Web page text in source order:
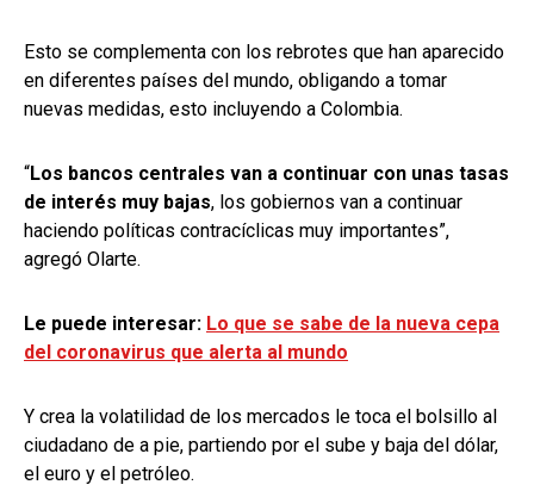
Esto se complementa con los rebrotes que han aparecido
en diferentes países del mundo, obligando a tomar
nuevas medidas, esto incluyendo a Colombia.
“Los bancos centrales van a continuar con unas tasas
de interés muy bajas, los gobiernos van a continuar
haciendo políticas contracíclicas muy importantes”,
agregó Olarte.
Le puede interesar: Lo que se sabe de la nueva cepa
del coronavirus que alerta al mundo
Y crea la volatilidad de los mercados le toca el bolsillo al
ciudadano de a pie, partiendo por el sube y baja del dólar,
el euro y el petróleo.